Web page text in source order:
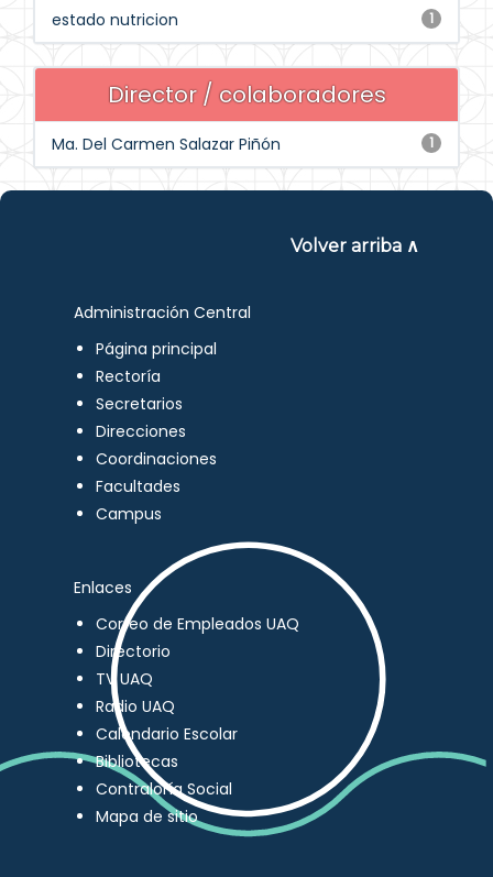
1
estado nutricion
Director / colaboradores
1
Ma. Del Carmen Salazar Piñón
Volver arriba ∧
Administración Central
Página principal
Rectoría
Secretarios
Direcciones
Coordinaciones
Facultades
Campus
Enlaces
Correo de Empleados UAQ
Directorio
TV UAQ
Radio UAQ
Calendario Escolar
Bibliotecas
Contraloría Social
Mapa de sitio